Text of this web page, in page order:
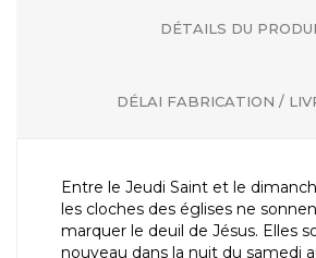
DÉTAILS DU
DÉLAI FABRICATION /
Entre le Jeudi Saint et le
les cloches des églises ne
marquer le deuil de Jésus. Elles
nouveau dans la nuit du samedi